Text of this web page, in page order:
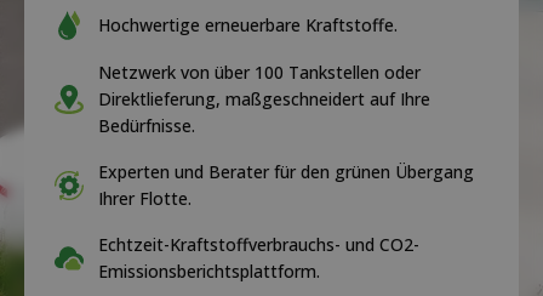
Hochwertige erneuerbare Kraftstoffe.
Netzwerk von über 100 Tankstellen oder
Direktlieferung, maßgeschneidert auf Ihre
Bedürfnisse.
Experten und Berater für den grünen Übergang
Ihrer Flotte.
Echtzeit-Kraftstoffverbrauchs- und CO2-
Emissionsberichtsplattform.